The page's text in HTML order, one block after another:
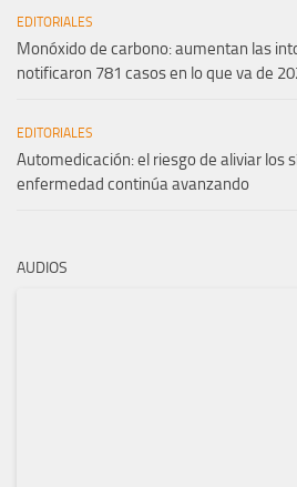
EDITORIALES
Monóxido de carbono: aumentan las
notificaron 781 casos en lo que va de
EDITORIALES
Automedicación: el riesgo de aliviar los
enfermedad continúa avanzando
AUDIOS